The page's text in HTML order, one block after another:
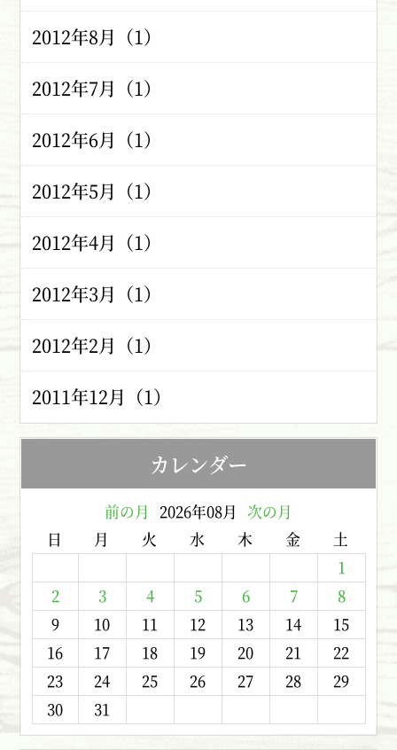
2012年8月（1）
2012年7月（1）
2012年6月（1）
2012年5月（1）
2012年4月（1）
2012年3月（1）
2012年2月（1）
2011年12月（1）
カレンダー
前の月 2026年08月 次の月
日
月 火 水 木 金
土
1
2
3 4 5 6 7
8
9
10 11 12 13 14
15
16
17 18 19 20 21
22
23
24 25 26 27 28
29
30
31